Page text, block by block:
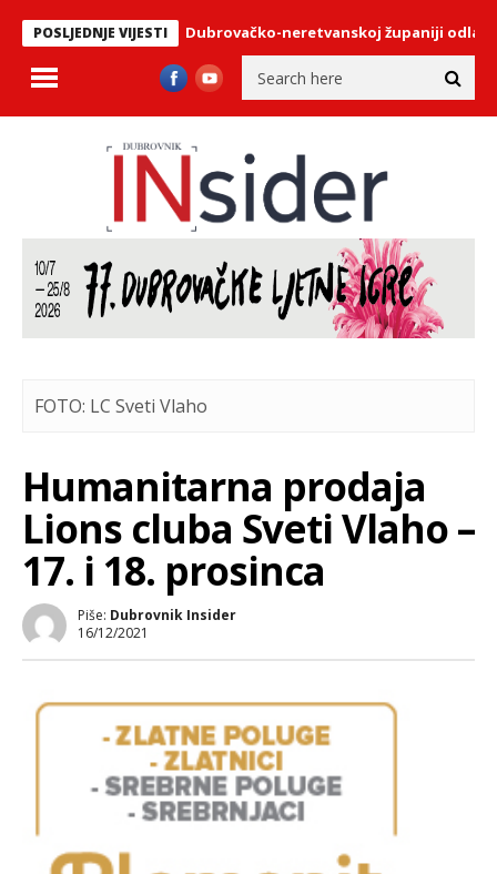
POSLJEDNJE VIJESTI
Koliki dio plaće u Dubrovačko-neretvanskoj županiji odlazi na
FOTO: LC Sveti Vlaho
Humanitarna prodaja
Lions cluba Sveti Vlaho –
17. i 18. prosinca
Piše: Dubrovnik Insider
16/12/2021